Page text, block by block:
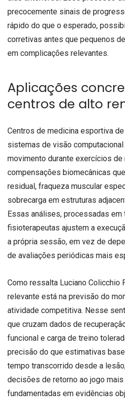
precocemente sinais de
rápido do que o esperado,
corretivas antes que pequenos
em complicações relevantes.
Aplicações
centros de alto
Centros de medicina esportiva
sistemas de visão
movimento durante exercícios
compensações biomecânicas
residual, fraqueza muscular
sobrecarga em estruturas
Essas análises, processadas
fisioterapeutas ajustem a
a própria sessão, em vez de
de avaliações periódicas mais
Como ressalta Luciano Colicchio
relevante está na previsão do
atividade competitiva. Nesse
que cruzam dados de
funcional e carga de treino
precisão do que estimativas
tempo transcorrido desde a
decisões de retorno ao jogo
fundamentadas em evidências